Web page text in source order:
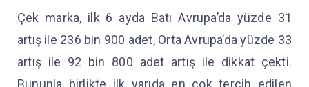
Çek marka, ilk 6 ayda Batı Avrupa’da yüzde 31
artış ile 236 bin 900 adet, Orta Avrupa’da yüzde 33
artış ile 92 bin 800 adet artış ile dikkat çekti.
Bununla birlikte ilk yarıda en çok tercih edilen